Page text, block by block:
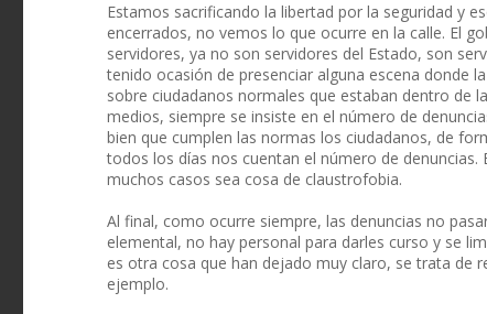
Estamos sacrificando la libertad por la seguridad y
encerrados, no vemos lo que ocurre en la calle. El
servidores, ya no son servidores del Estado, son
tenido ocasión de presenciar alguna escena donde
sobre ciudadanos normales que estaban dentro de
medios, siempre se insiste en el número de
bien que cumplen las normas los ciudadanos, de
todos los días nos cuentan el número de
muchos casos sea cosa de claustrofobia.
Al final, como ocurre siempre, las denuncias no
elemental, no hay personal para darles curso y se
es otra cosa que han dejado muy claro, se trata de
ejemplo.